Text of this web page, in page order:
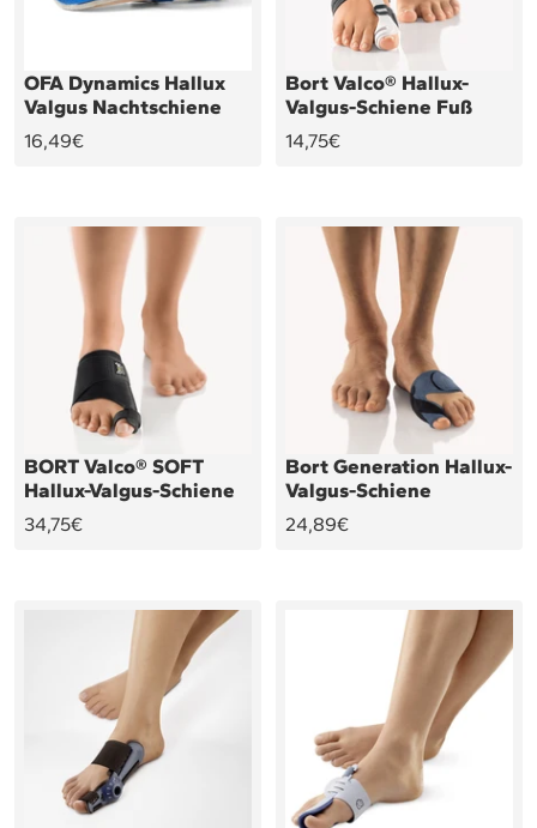
OFA Dynamics Hallux
Valgus Nachtschiene
Angebotspreis
16,49€
Bort Valco® Hallux-
Valgus-Schiene Fuß
Angebotspreis
14,75€
BORT Valco® SOFT
Hallux-Valgus-Schiene
Angebotspreis
34,75€
Bort Generation Hallux-
Valgus-Schiene
Angebotspreis
24,89€